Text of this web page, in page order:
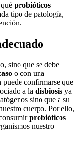
probióticos
tipo de patología,
, sino que se debe
o con una
puede confirmarse que
a la disbiosis ya
sino que a su
cuerpo. Por ello,
probióticos
nuestro